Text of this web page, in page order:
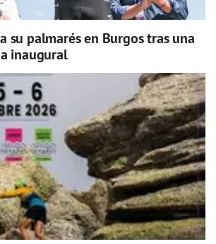
su palmarés en Burgos tras una
inaugural